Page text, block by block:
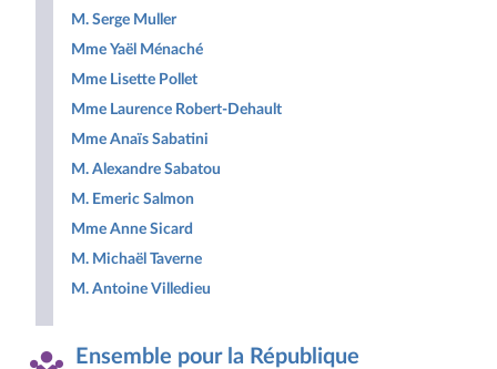
M. Serge Muller
Mme Yaël Ménaché
Mme Lisette Pollet
Mme Laurence Robert-Dehault
Mme Anaïs Sabatini
M. Alexandre Sabatou
M. Emeric Salmon
Mme Anne Sicard
M. Michaël Taverne
M. Antoine Villedieu
Ensemble pour la République